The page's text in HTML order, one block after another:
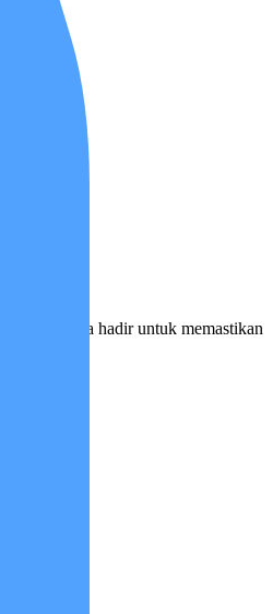
Medika hadir untuk memastikan